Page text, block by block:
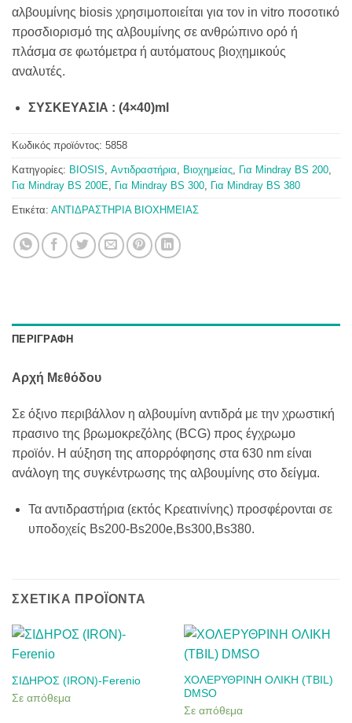
αλβουμίνης biosis χρησιμοποιείται για τον in vitro ποσοτικό
προσδιορισμό της αλβουμίνης σε ανθρώπινο ορό ή
πλάσμα σε φωτόμετρα ή αυτόματους βιοχημικούς
αναλυτές.
ΣΥΣΚΕΥΑΣΙΑ : (4×40)ml
Κωδικός προϊόντος: 5858
Κατηγορίες: BIOSIS, Αντιδραστήρια, Βιοχημείας, Για Mindray BS 200,
Για Mindray BS 200E, Για Mindray BS 300, Για Mindray BS 380
Ετικέτα: ΑΝΤΙΔΡΑΣΤΗΡΙΑ ΒΙΟΧΗΜΕΙΑΣ
ΠΕΡΙΓΡΑΦΉ
Αρχή Μεθόδου
Σε όξινο περιβάλλον η αλβουμίνη αντιδρά με την χρωστική
πρασινο της βρωμοκρεζόλης (BCG) προς έγχρωμο
προϊόν. Η αύξηση της απορρόφησης στα 630 nm είναι
ανάλογη της συγκέντρωσης της αλβουμίνης στο δείγμα.
Τα αντιδραστήρια (εκτός Kρεατινίνης) προσφέρονται σε
υποδοχείς Βs200-Bs200e,Bs300,Bs380.
ΣΧΕΤΙΚΆ ΠΡΟΪΌΝΤΑ
ΣΙΔΗΡΟΣ (IRON)-Ferenio
Σε απόθεμα
ΧΟΛΕΡΥΘΡΙΝΗ ΟΛΙΚΗ (TBIL)
DMSO
Σε απόθεμα